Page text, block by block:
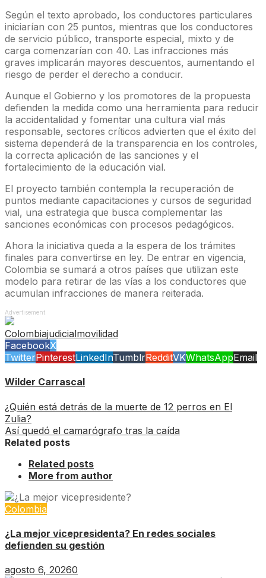
Según el texto aprobado, los conductores particulares
iniciarían con 25 puntos, mientras que los conductores
de servicio público, transporte especial, mixto y de
carga comenzarían con 40. Las infracciones más
graves implicarán mayores descuentos, aumentando el
riesgo de perder el derecho a conducir.
Aunque el Gobierno y los promotores de la propuesta
defienden la medida como una herramienta para reducir
la accidentalidad y fomentar una cultura vial más
responsable, sectores críticos advierten que el éxito del
sistema dependerá de la transparencia en los controles,
la correcta aplicación de las sanciones y el
fortalecimiento de la educación vial.
El proyecto también contempla la recuperación de
puntos mediante capacitaciones y cursos de seguridad
vial, una estrategia que busca complementar las
sanciones económicas con procesos pedagógicos.
Ahora la iniciativa queda a la espera de los trámites
finales para convertirse en ley. De entrar en vigencia,
Colombia se sumará a otros países que utilizan este
modelo para retirar de las vías a los conductores que
acumulan infracciones de manera reiterada.
Advertisement
Colombiajudicialmovilidad
FacebookX
TwitterPinterestLinkedInTumblrRedditVKWhatsAppEmail
Wilder Carrascal
¿Quién está detrás de la muerte de 12 perros en El
Zulia?
Así quedó el camarógrafo tras la caída
Related posts
Related posts
More from author
Colombia
¿La mejor vicepresidenta? En redes sociales
defienden su gestión
agosto 6, 20260